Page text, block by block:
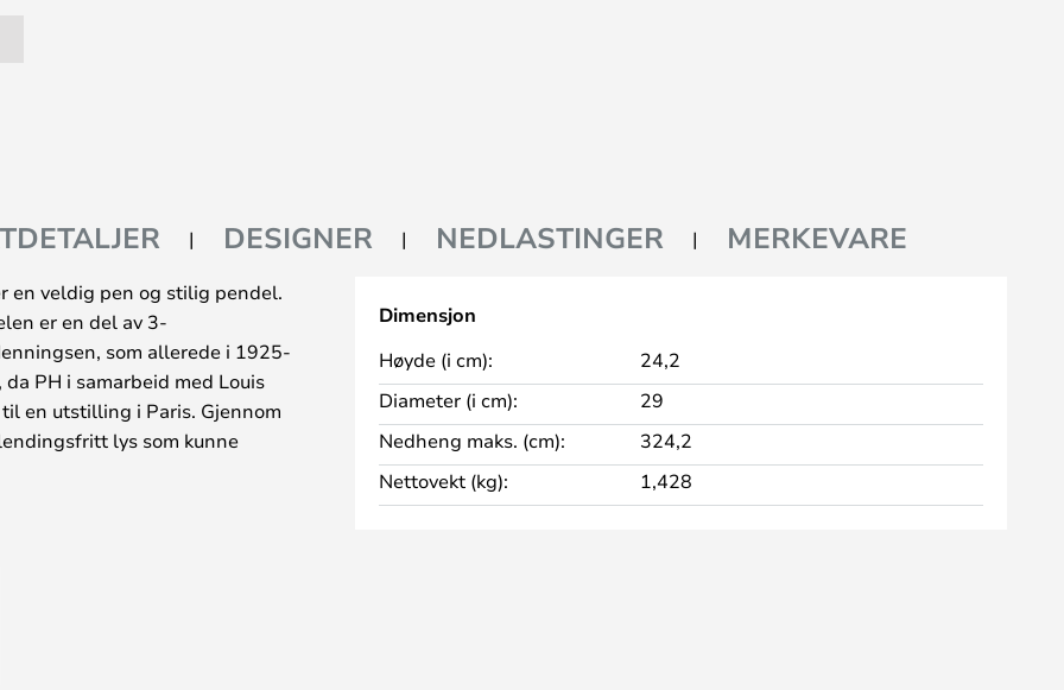
DESIGNER NEDLASTINGER MERKEVARE
en veldig pen og stilig pendel.
er en del av 3-
som allerede i 1925-
PH i samarbeid med Louis
en utstilling i Paris. Gjennom
lys som kunne
en myk skygge. PH
ble mellom- og underskjerm
ble introdusert i sin
Dimensjon
Høyde (i cm):
24,2
Diameter (i cm):
29
Nedheng maks. (cm):
324,2
Nettovekt (kg):
1,428